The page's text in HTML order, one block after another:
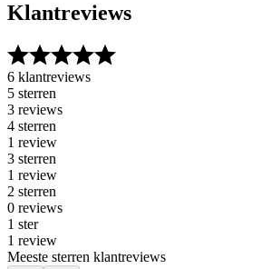
Klantreviews
6 klantreviews
5 sterren
3 reviews
4 sterren
1 review
3 sterren
1 review
2 sterren
0 reviews
1 ster
1 review
Meeste sterren klantreviews